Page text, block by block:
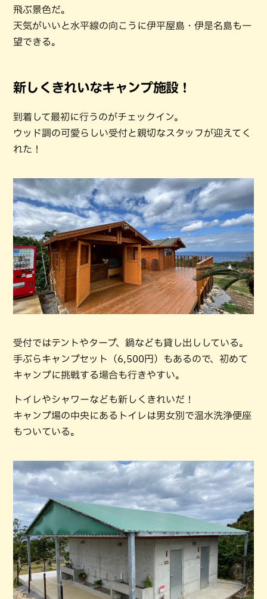
飛ぶ景色だ。
天気がいいと水平線の向こうに伊平屋島・伊是名島も一
望できる。
新しくきれいなキャンプ施設！
到着して最初に行うのがチェックイン。
ウッド調の可愛らしい受付と親切なスタッフが迎えてく
れた！
受付ではテントやタープ、鍋なども貸し出ししている。
手ぶらキャンプセット（6,500円）もあるので、初めて
キャンプに挑戦する場合も行きやすい。
トイレやシャワーなども新しくきれいだ！
キャンプ場の中央にあるトイレは男女別で温水洗浄便座
もついている。